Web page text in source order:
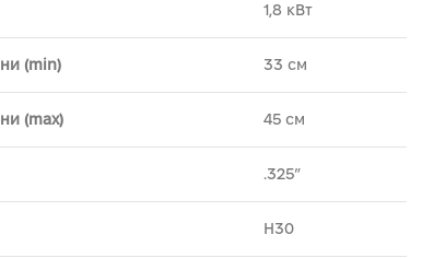
1,8 кВт
(min) 33 см
(max) 45 см
.325″
H30